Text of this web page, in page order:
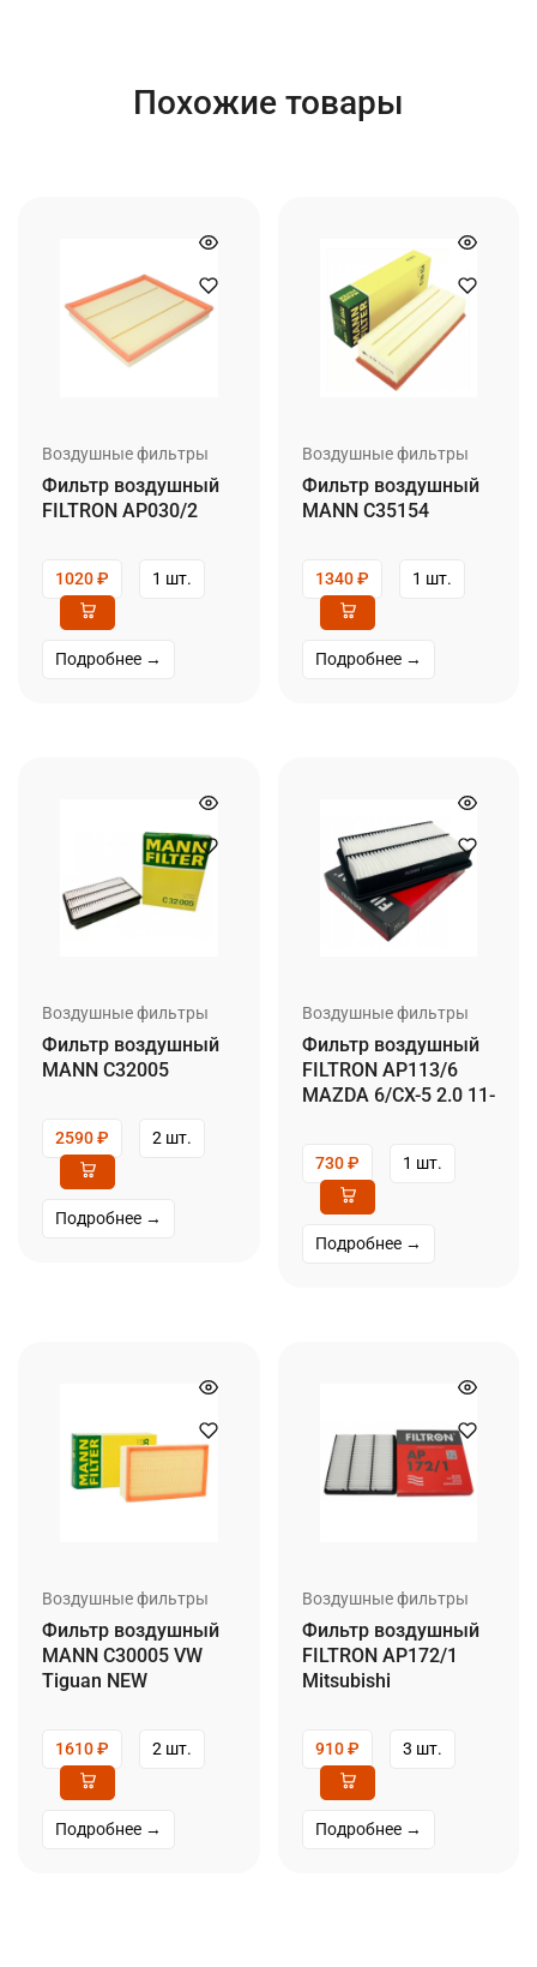
Похожие товары
Воздушные фильтры
Фильтр воздушный
FILTRON AP030/2
1020₽ 1 шт.
Подробнее →
Воздушные фильтры
Фильтр воздушный
MANN C35154
1340₽ 1 шт.
Подробнее →
Воздушные фильтры
Фильтр воздушный
MANN C32005
2590₽ 2 шт.
Подробнее →
Воздушные фильтры
Фильтр воздушный
FILTRON AP113/6
MAZDA 6/CX-5 2.0 11-
730₽ 1 шт.
Подробнее →
Воздушные фильтры
Фильтр воздушный
MANN C30005 VW
Tiguan NEW
1610₽ 2 шт.
Подробнее →
Воздушные фильтры
Фильтр воздушный
FILTRON AP172/1
Mitsubishi
910₽ 3 шт.
Подробнее →